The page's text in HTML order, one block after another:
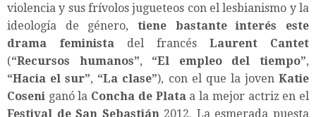
violencia y sus frívolos jugueteos con el lesbianismo y la
ideología de género, tiene bastante interés este
drama feminista
del francés Laurent Cantet
(“Recursos humanos”, “El empleo del tiempo”,
“Hacia el sur”, “La clase”), con el que la jovenKatie
Coseni ganó la Concha de Plataa la mejor actriz en el
Festival de San Sebastián2012. La esmerada puesta